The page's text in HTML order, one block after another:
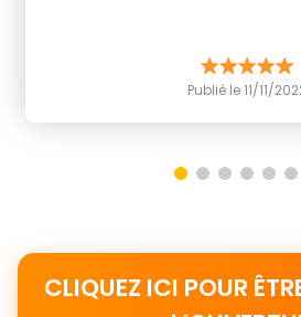
Publié le 11/11/
1 2 3 4 5 6
CLIQUEZ ICI POUR